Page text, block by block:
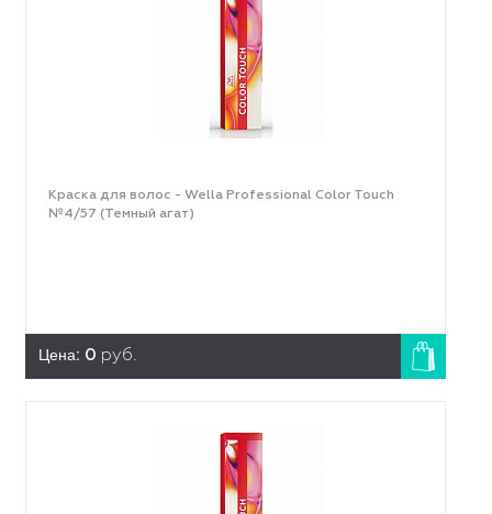
Краска для волос - Wella Professional Color Touch
№4/57 (Темный агат)
Цена: 0 руб.